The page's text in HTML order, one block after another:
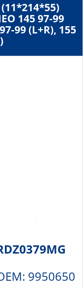
145 97-99
99 (L+R), 155
9950650